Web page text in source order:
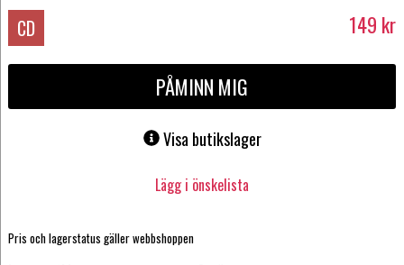
CD 149 kr
PÅMINN MIG
Visa butikslager
Lägg i önskelista
Pris och lagerstatus gäller webbshoppen